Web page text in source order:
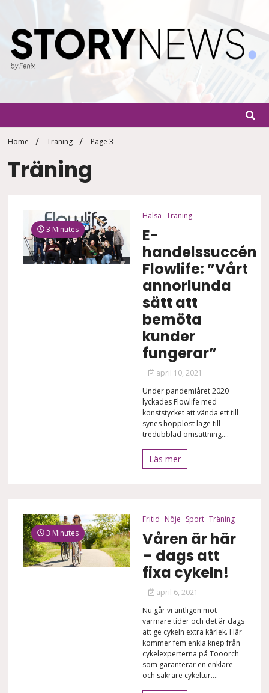
Home Träning Page 3
Träning
3 Minutes
Hälsa Träning
E-
handelssuccén
Flowlife: ”Vårt
annorlunda
sätt att
bemöta
kunder
fungerar”
april 10, 2021
Under pandemiåret 2020
lyckades Flowlife med
konststycket att vända ett till
synes hopplöst läge till
tredubblad omsättning....
Läs mer
3 Minutes
Fritid Nöje Sport Träning
Våren är här
– dags att
fixa cykeln!
april 6, 2021
Nu går vi äntligen mot
varmare tider och det är dags
att ge cykeln extra kärlek. Här
kommer fem enkla knep från
cykelexperterna på Tooorch
som garanterar en enklare
och säkrare cykeltur....